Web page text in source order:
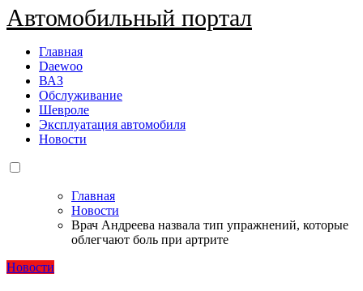
Автомобильный портал
Главная
Daewoo
ВАЗ
Обслуживание
Шевроле
Эксплуатация автомобиля
Новости
Главная
Новости
Врач Андреева назвала тип упражнений, которые
облегчают боль при артрите
Новости